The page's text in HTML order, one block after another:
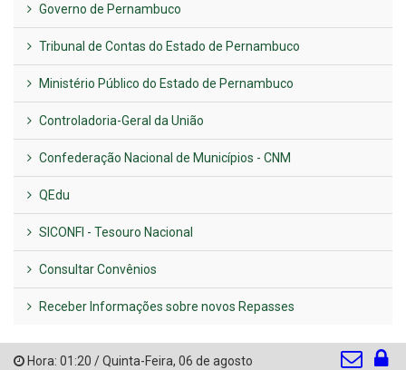
Governo de Pernambuco
Tribunal de Contas do Estado de Pernambuco
Ministério Público do Estado de Pernambuco
Controladoria-Geral da União
Confederação Nacional de Municípios - CNM
QEdu
SICONFI - Tesouro Nacional
Consultar Convênios
Receber Informações sobre novos Repasses
Hora: 01:20 /Quinta-Feira, 06 de agosto